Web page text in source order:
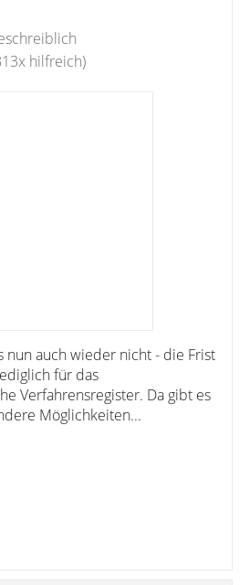
hilfreich)
nun auch wieder nicht - die Frist
für das
Verfahrensregister. Da gibt es
Möglichkeiten...